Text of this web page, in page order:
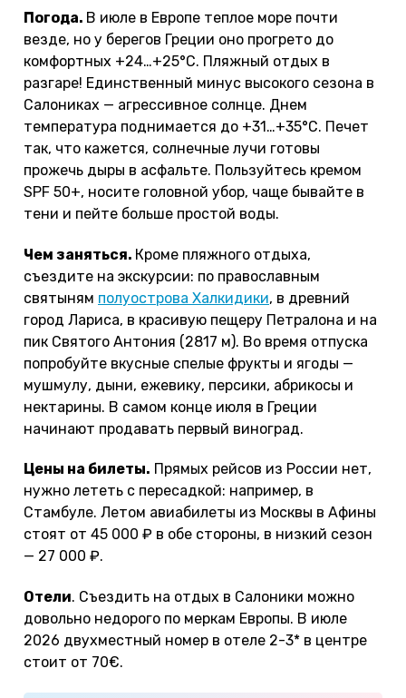
Погода. В июле в Европе теплое море почти
везде, но у берегов Греции оно прогрето до
комфортных +24…+25°С. Пляжный отдых в
разгаре! Единственный минус высокого сезона в
Салониках — агрессивное солнце. Днем
температура поднимается до +31…+35°С. Печет
так, что кажется, солнечные лучи готовы
прожечь дыры в асфальте. Пользуйтесь кремом
SPF 50+, носите головной убор, чаще бывайте в
тени и пейте больше простой воды.
Чем заняться. Кроме пляжного отдыха,
съездите на экскурсии: по православным
святыням полуострова Халкидики, в древний
город Лариса, в красивую пещеру Петралона и на
пик Святого Антония (2817 м). Во время отпуска
попробуйте вкусные спелые фрукты и ягоды —
мушмулу, дыни, ежевику, персики, абрикосы и
нектарины. В самом конце июля в Греции
начинают продавать первый виноград.
Цены на билеты. Прямых рейсов из России нет,
нужно лететь с пересадкой: например, в
Стамбуле. Летом авиабилеты из Москвы в Афины
стоят от 45 000 ₽ в обе стороны, в низкий сезон
— 27 000 ₽.
Отели. Съездить на отдых в Салоники можно
довольно недорого по меркам Европы. В июле
2026 двухместный номер в отеле 2-3* в центре
стоит от 70€.